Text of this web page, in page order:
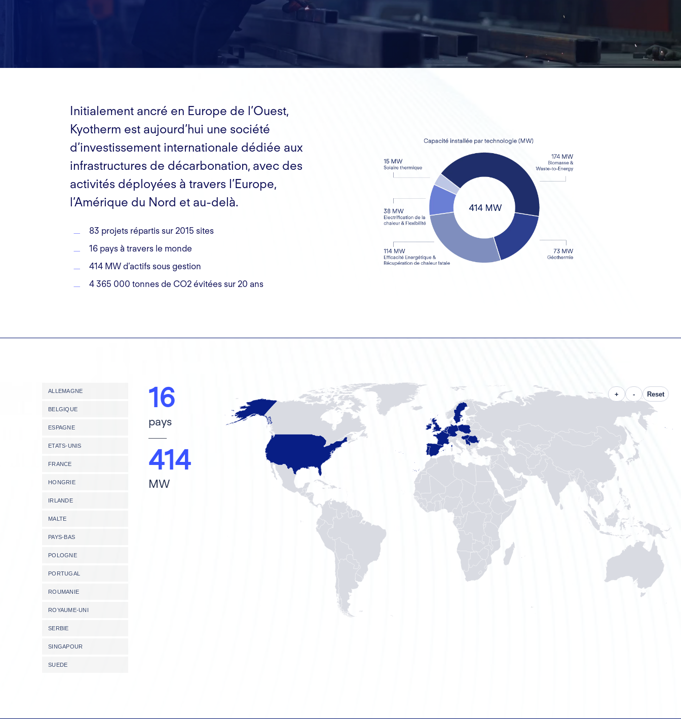
Initialement ancré en Europe de l’Ouest,
Kyotherm est aujourd’hui une société
d’investissement internationale dédiée aux
infrastructures de décarbonation, avec des
activités déployées à travers l’Europe,
l’Amérique du Nord et au-delà.
83 projets répartis sur 2015 sites
16 pays à travers le monde
414 MW d’actifs sous gestion
4 365 000 tonnes de CO2 évitées sur 20 ans
ALLEMAGNE
BELGIQUE
ESPAGNE
ETATS-UNIS
FRANCE
HONGRIE
IRLANDE
MALTE
PAYS-BAS
POLOGNE
PORTUGAL
ROUMANIE
ROYAUME-UNI
SERBIE
SINGAPOUR
SUEDE
16
pays
414
MW
+ - Reset